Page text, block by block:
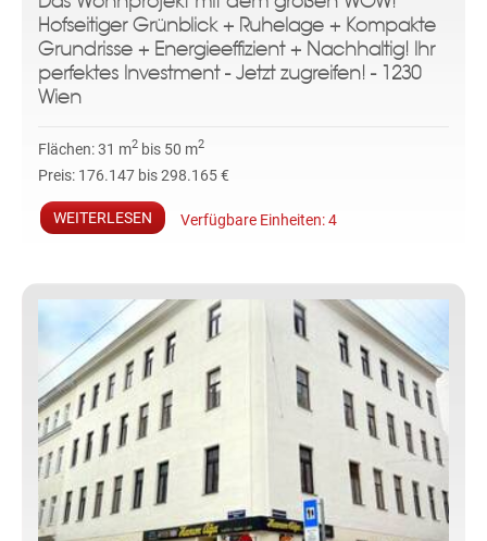
Hofseitiger Grünblick + Ruhelage + Kompakte
Grundrisse + Energieeffizient + Nachhaltig! Ihr
perfektes Investment - Jetzt zugreifen! - 1230
Wien
Flächen:31 m2 bis 50 m2
Preis: 176.147 bis 298.165 €
WEITERLESEN Verfügbare Einheiten:4